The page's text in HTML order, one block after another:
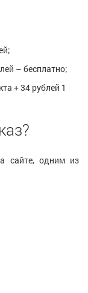
– бесплатно;
+ 34 рублей 1
сайте, одним из